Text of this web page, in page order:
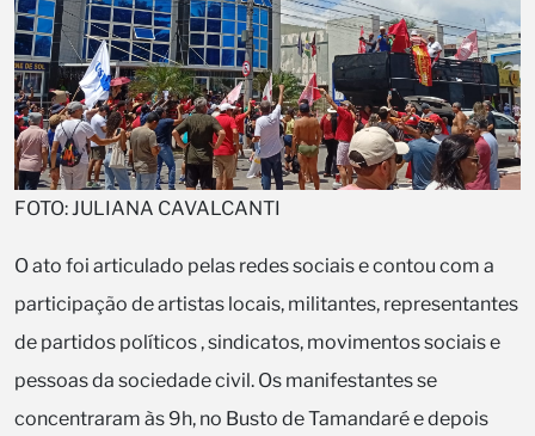
FOTO: JULIANA CAVALCANTI
O ato foi articulado pelas redes sociais e contou com a
participação de artistas locais, militantes, representantes
de partidos políticos , sindicatos, movimentos sociais e
pessoas da sociedade civil. Os manifestantes se
concentraram às 9h, no Busto de Tamandaré e depois